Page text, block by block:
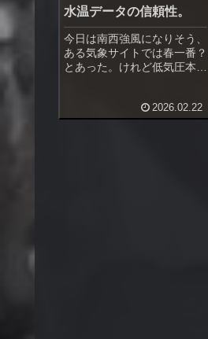
水温データの信頼性。
今日は南西強風になりそう、
ある気象サイトでは春一番？
とあった。けれど低気圧本体
は風吹かず、春一番にはなら
ないんじゃないかと思う。で
2026.02.22